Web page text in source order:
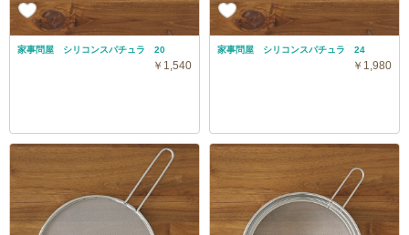
家事問屋 シリコンスパチュラ 20
￥1,540
家事問屋 シリコンスパチュラ 24
￥1,980